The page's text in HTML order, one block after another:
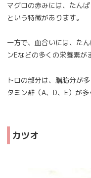
マグロの赤みには、たん
という特徴があります。
一方で、血合いには、た
ンEなどの多くの栄養素が
トロの部分は、脂肪分が
タミン群（A、D、E）が多
カツオ